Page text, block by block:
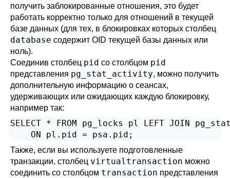
получить заблокированные отношения, это будет
работать корректно только для отношений в текущей
базе данных (для тех, в блокировках которых столбец
database содержит OID текущей базы данных или
ноль).
Соединив столбец pid со столбцом pid
представления pg_stat_activity, можно получить
дополнительную информацию о сеансах,
удерживающих или ожидающих каждую блокировку,
например так:
SELECT * FROM pg_locks pl LEFT JOIN
    ON pl.pid = psa.pid;
Также, если вы используете подготовленные
транзакции, столбец virtualtransaction можно
соединить со столбцом transaction представления